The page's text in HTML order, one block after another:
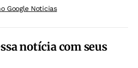
Google Noticias
notícia com seus